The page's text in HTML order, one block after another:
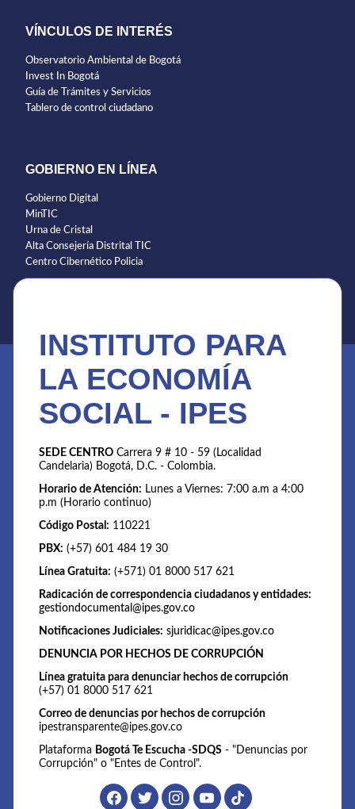
VÍNCULOS DE INTERÉS
Observatorio Ambiental de Bogotá
Invest In Bogotá
Guía de Trámites y Servicios
Tablero de control ciudadano
GOBIERNO EN LÍNEA
Gobierno Digital
MinTIC
Urna de Cristal
Alta Consejería Distrital TIC
Centro Cibernético Policia
INSTITUTO PARA
LA ECONOMÍA
SOCIAL - IPES
SEDE CENTRO Carrera 9 # 10 - 59 (Localidad
Candelaria) Bogotá, D.C. - Colombia.
Horario de Atención: Lunes a Viernes: 7:00 a.m a 4:00
p.m (Horario continuo)
Código Postal: 110221
PBX: (+57) 601 484 19 30
Línea Gratuita: (+571) 01 8000 517 621
Radicación de correspondencia ciudadanos y entidades:
gestiondocumental@ipes.gov.co
Notificaciones Judiciales: sjuridicac@ipes.gov.co
DENUNCIA POR HECHOS DE CORRUPCIÓN
Línea gratuita para denunciar hechos de corrupción
(+57) 01 8000 517 621
Correo de denuncias por hechos de corrupción
ipestransparente@ipes.gov.co
Plataforma Bogotá Te Escucha -SDQS - "Denuncias por
Corrupción" o "Entes de Control".